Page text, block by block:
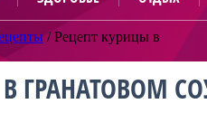
/Рецепт курицы в
ГРАНАТОВОМ